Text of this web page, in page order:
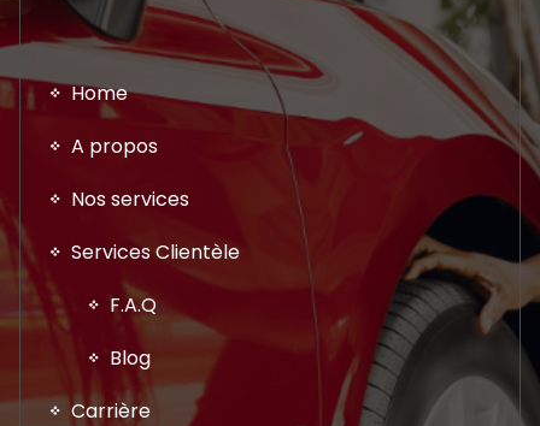
Home
A propos
Nos services
Services Clientèle
F.A.Q
Blog
Carrière